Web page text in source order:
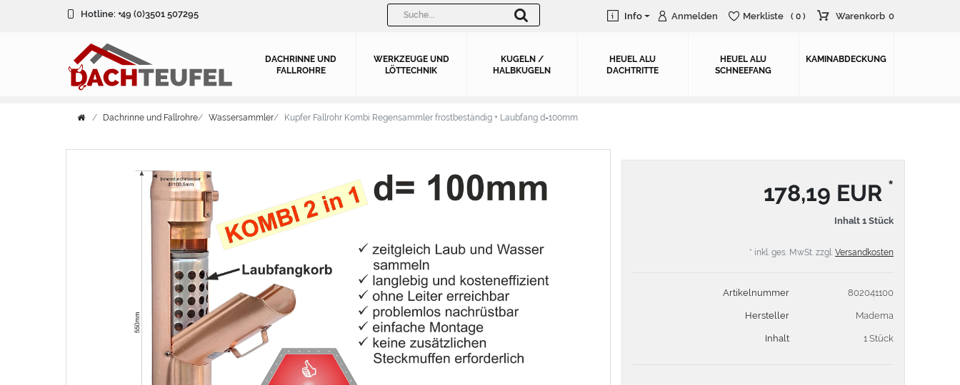
Hotline: +49 (0)3501 507295 Info Anmelden Merkliste ( 0 ) Warenkorb 0
DACHRINNE UND
FALLROHRE
WERKZEUGE UND
LÖTTECHNIK
KUGELN /
HALBKUGELN
HEUEL ALU
DACHTRITTE
HEUEL ALU
SCHNEEFANG
KAMINABDECKUNG
Dachrinne und Fallrohre Wassersammler Kupfer Fallrohr Kombi Regensammler frostbeständig + Laubfang d=100mm
178,19 EUR *
Inhalt 1 Stück
* inkl. ges. MwSt. zzgl. Versandkosten
Artikelnummer 802041100
Hersteller Madema
Inhalt 1 Stück